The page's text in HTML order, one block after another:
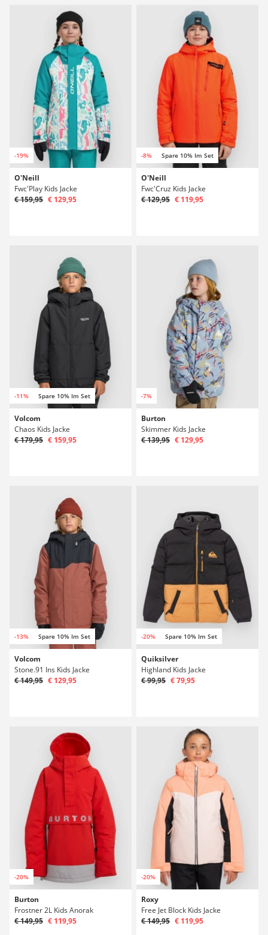
-19%
O'Neill
Fwc'Play Kids Jacke
€ 159,95 € 129,95
-8% Spare 10% Im Set
O'Neill
Fwc'Cruz Kids Jacke
€ 129,95 € 119,95
-11% Spare 10% Im Set
Volcom
Chaos Kids Jacke
€ 179,95 € 159,95
-7%
Burton
Skimmer Kids Jacke
€ 139,95 € 129,95
-13% Spare 10% Im Set
Volcom
Stone.91 Ins Kids Jacke
€ 149,95 € 129,95
-20% Spare 10% Im Set
Quiksilver
Highland Kids Jacke
€ 99,95 € 79,95
-20%
Burton
Frostner 2L Kids Anorak
€ 149,95 € 119,95
-20%
Roxy
Free Jet Block Kids Jacke
€ 149,95 € 119,95